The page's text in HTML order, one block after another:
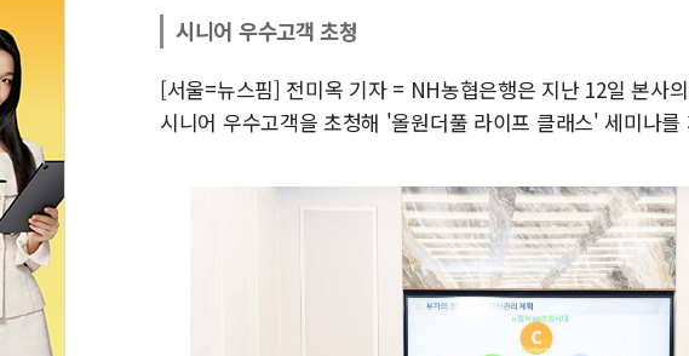
시니어 우수고객 초청
[서울=뉴스핌] 전미옥 기자 = NH농협은행은 지난 12일 본사
시니어 우수고객을 초청해 '올원더풀 라이프 클래스' 세미나